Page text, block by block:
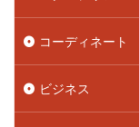
コーディネート
ビジネス